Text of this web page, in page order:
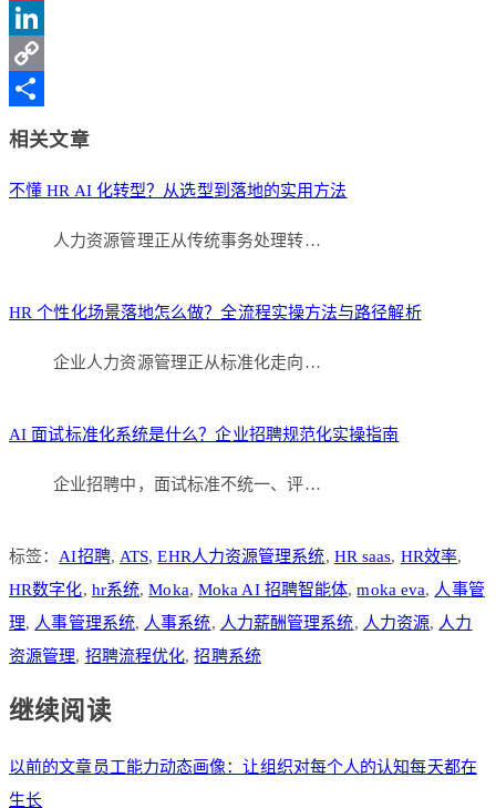
Sina
Weibo
LinkedIn
Copy
相关文章
不懂 HR AI 化转型？从选型到落地的实用方法
人力资源管理正从传统事务处理转…
HR 个性化场景落地怎么做？全流程实操方法与路径解析
企业人力资源管理正从标准化走向…
AI 面试标准化系统是什么？企业招聘规范化实操指南
企业招聘中，面试标准不统一、评…
标签： AI招聘, ATS,EHR人力资源管理系统, HR saas, HR效率,
HR数字化, hr系统,Moka, Moka AI 招聘智能体,moka eva, 人事管
理, 人事管理系统, 人事系统, 人力薪酬管理系统, 人力资源, 人力
资源管理, 招聘流程优化,招聘系统
继续阅读
以前的文章员工能力动态画像：让组织对每个人的认知每天都在
生长